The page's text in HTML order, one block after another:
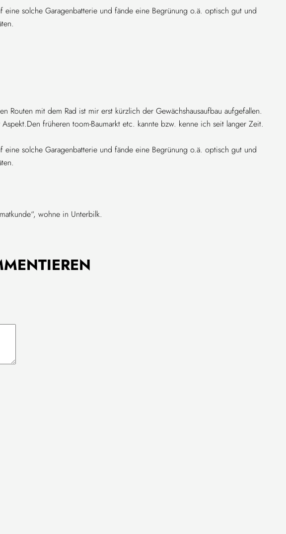
solche Garagenbatterie und fände eine Begrünung o.ä. optisch gut und
mit dem Rad ist mir erst kürzlich der Gewächshausaufbau aufgefallen.
früheren toom-Baumarkt etc. kannte bzw. kenne ich seit langer Zeit.
solche Garagenbatterie und fände eine Begrünung o.ä. optisch gut und
wohne in Unterbilk.